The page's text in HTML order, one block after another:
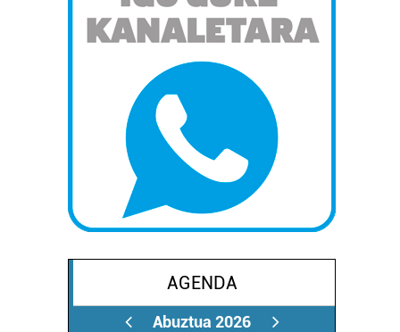
AGENDA
Abuztua 2026